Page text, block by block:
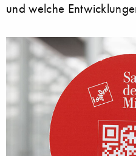
und welche